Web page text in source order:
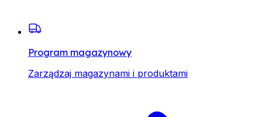
Program magazynowy
Zarządzaj magazynami i produktami